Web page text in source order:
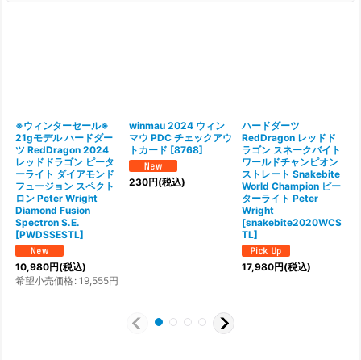
※ウィンターセール※
21gモデル ハードダー
ツ RedDragon 2024
レッドドラゴン ピータ
ーライト ダイアモンド
フュージョン スペクト
ロン Peter Wright
Diamond Fusion
Spectron S.E.
[PWDSSESTL]
10,980円(税込)
希望小売価格: 19,555円
winmau 2024 ウィン
マウ PDC チェックアウ
トカード [8768]
230円(税込)
ハードダーツ
RedDragon レッドド
ラゴン スネークバイト
ワールドチャンピオン
ストレート Snakebite
World Champion ピー
ターライト Peter
Wright
[snakebite2020WCS
TL]
17,980円(税込)